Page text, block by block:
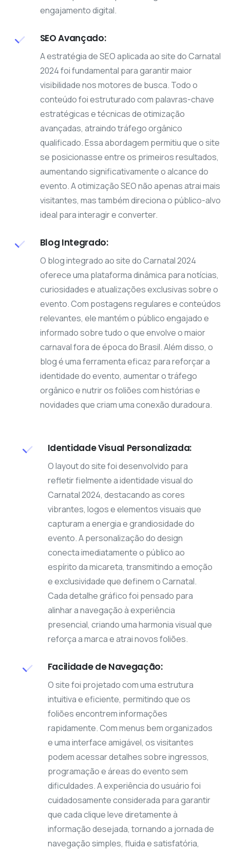
engajamento digital.
SEO Avançado:
A estratégia de SEO aplicada ao site do Carnatal
2024 foi fundamental para garantir maior
visibilidade nos motores de busca. Todo o
conteúdo foi estruturado com palavras-chave
estratégicas e técnicas de otimização
avançadas, atraindo tráfego orgânico
qualificado. Essa abordagem permitiu que o site
se posicionasse entre os primeiros resultados,
aumentando significativamente o alcance do
evento. A otimização SEO não apenas atrai mais
visitantes, mas também direciona o público-alvo
ideal para interagir e converter.
Blog Integrado:
O blog integrado ao site do Carnatal 2024
oferece uma plataforma dinâmica para notícias,
curiosidades e atualizações exclusivas sobre o
evento. Com postagens regulares e conteúdos
relevantes, ele mantém o público engajado e
informado sobre tudo o que envolve o maior
carnaval fora de época do Brasil. Além disso, o
blog é uma ferramenta eficaz para reforçar a
identidade do evento, aumentar o tráfego
orgânico e nutrir os foliões com histórias e
novidades que criam uma conexão duradoura.
Identidade Visual Personalizada:
O layout do site foi desenvolvido para
refletir fielmente a identidade visual do
Carnatal 2024, destacando as cores
vibrantes, logos e elementos visuais que
capturam a energia e grandiosidade do
evento. A personalização do design
conecta imediatamente o público ao
espírito da micareta, transmitindo a emoção
e exclusividade que definem o Carnatal.
Cada detalhe gráfico foi pensado para
alinhar a navegação à experiência
presencial, criando uma harmonia visual que
reforça a marca e atrai novos foliões.
Facilidade de Navegação:
O site foi projetado com uma estrutura
intuitiva e eficiente, permitindo que os
foliões encontrem informações
rapidamente. Com menus bem organizados
e uma interface amigável, os visitantes
podem acessar detalhes sobre ingressos,
programação e áreas do evento sem
dificuldades. A experiência do usuário foi
cuidadosamente considerada para garantir
que cada clique leve diretamente à
informação desejada, tornando a jornada de
navegação simples, fluida e satisfatória,